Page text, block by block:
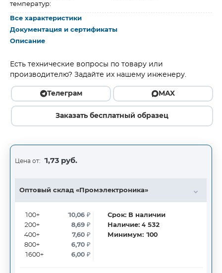
температур:
Все характеристики
Документация и сертификаты
Описание
Есть технические вопросы по товару или
производителю? Задайте их нашему инженеру.
Телеграм MAX
Заказать бесплатный образец
Цена от: 1,73 руб.
Оптовый склад «Промэлектроника»
100+
200+
400+
800+
1600+
10,06₽
8,69₽
7,60₽
6,70₽
6,00₽
Срок: В наличии
Наличие:4 532
Минимум: 100